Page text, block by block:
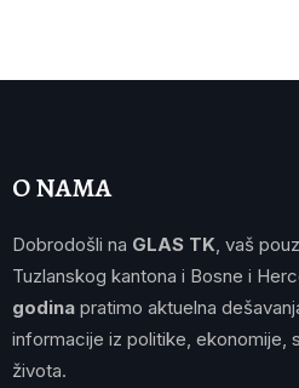
O NAMA
Dobrodošli na GLAS TK , vaš
Tuzlanskog kantona i Bosne i
godina pratimo aktuelna
informacije iz politike, ekonomije,
života.